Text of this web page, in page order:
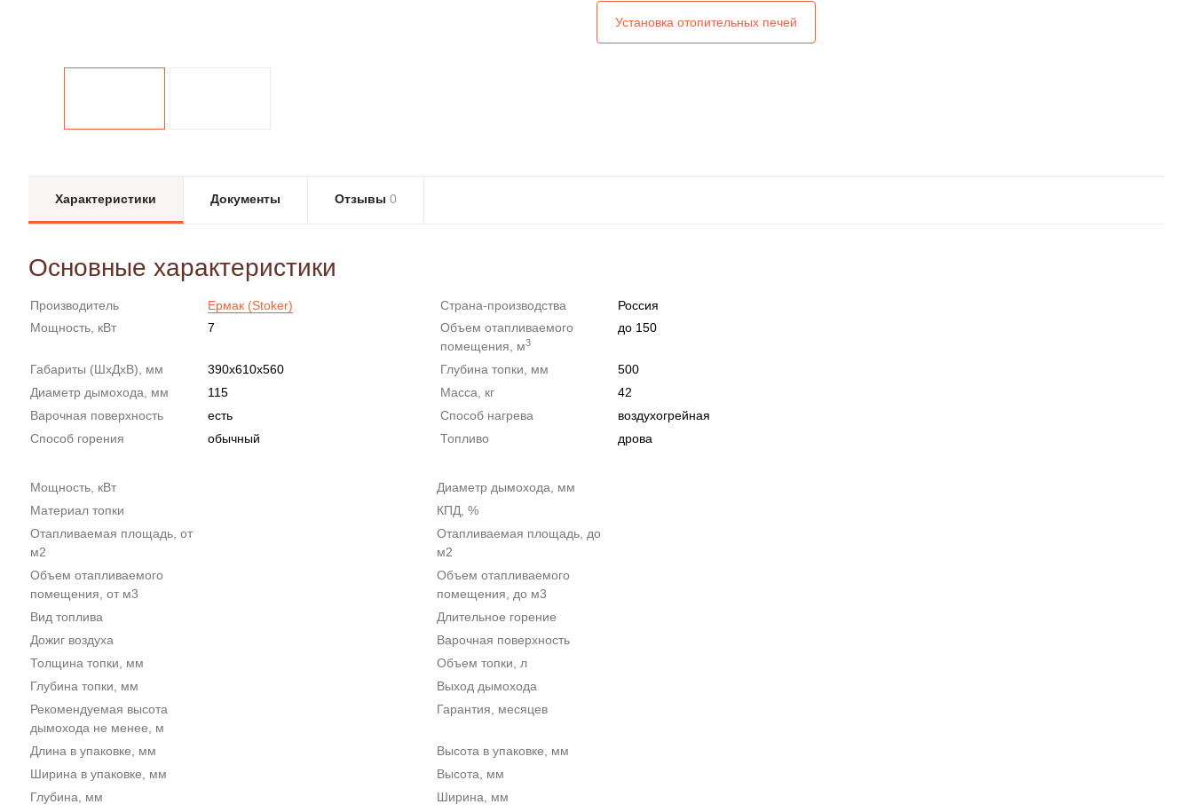
Установка отопительных печей
Характеристики Документы Отзывы 0
Основные характеристики
Производитель Ермак (Stoker) Страна-производства
Россия
Мощность, кВт
7
Объем отапливаемого
помещения, м3
до 150
Габариты (ШxДxВ), мм 390х610х560 Глубина топки, мм
500
Диаметр дымохода, мм
115 Масса, кг
42
Варочная поверхность
есть Способ нагрева
воздухогрейная
Способ горения
обычный Топливо дрова
Мощность, кВт
Диаметр дымохода, мм
Материал топки
КПД, %
Отапливаемая площадь, от
м2
Отапливаемая площадь, до
м2
Объем отапливаемого
помещения, от м3
Объем отапливаемого
помещения, до м3
Вид топлива
Длительное горение
Дожиг воздуха
Варочная поверхность
Толщина топки, мм
Объем топки, л
Глубина топки, мм
Выход дымохода
Рекомендуемая высота
дымохода не менее, м
Гарантия, месяцев
Длина в упаковке, мм
Высота в упаковке, мм
Ширина в упаковке, мм
Высота, мм
Глубина, мм
Ширина, мм